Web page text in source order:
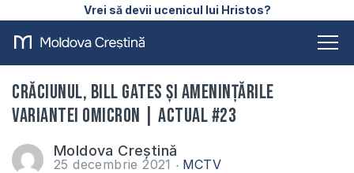
Vrei să devii ucenicul lui Hristos?
Crăciunul, Bill Gates și amenințările
variantei Omicron | ACTUAL #23
Moldova Creștină
25 decembrie 2021 MCTV